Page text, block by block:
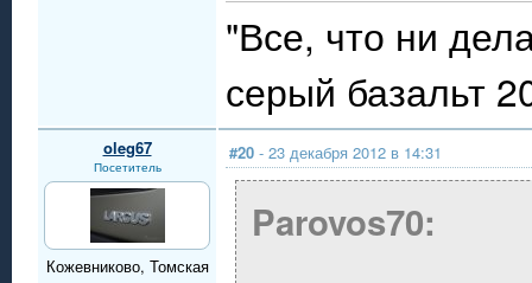
"Все, что ни
серый базальт
oleg67
Посетитель
Кожевниково, Томская
#20 - 23 декабря 2012 в 14:31
Parovos70: